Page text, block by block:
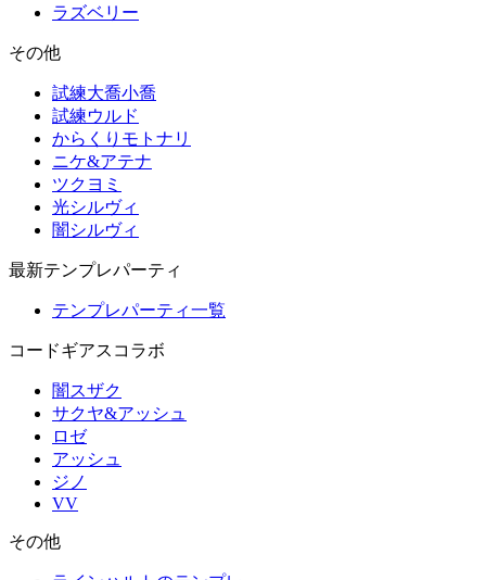
ラズベリー
その他
試練大喬小喬
試練ウルド
からくりモトナリ
ニケ&アテナ
ツクヨミ
光シルヴィ
闇シルヴィ
最新テンプレパーティ
テンプレパーティ一覧
コードギアスコラボ
闇スザク
サクヤ&アッシュ
ロゼ
アッシュ
ジノ
VV
その他